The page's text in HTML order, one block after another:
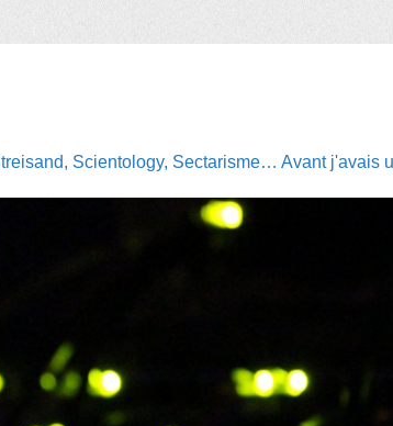
Scientology, Sectarisme… Avant j'avais